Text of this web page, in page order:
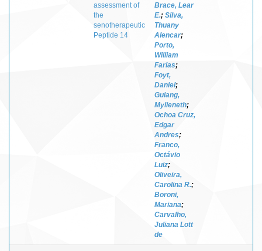
assessment of
the
senotherapeutic
Peptide 14
Brace, Lear
E.; Silva,
Thuany
Alencar;
Porto,
William
Farias;
Foyt,
Daniel;
Guiang,
Mylieneth;
Ochoa Cruz,
Edgar
Andres;
Franco,
Octávio
Luiz;
Oliveira,
Carolina R.;
Boroni,
Mariana;
Carvalho,
Juliana Lott
de